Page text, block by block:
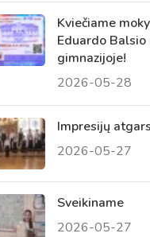
Kviečiame
Eduardo Balsio
gimnazijoje!
2026-05-28
Impresijų
2026-05-27
Sveikiname
2026-05-27